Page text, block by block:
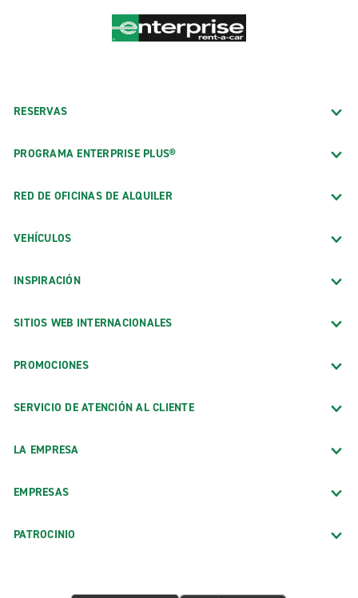
RESERVAS
PROGRAMA ENTERPRISE PLUS®
RED DE OFICINAS DE ALQUILER
VEHÍCULOS
INSPIRACIÓN
SITIOS WEB INTERNACIONALES
PROMOCIONES
SERVICIO DE ATENCIÓN AL CLIENTE
LA EMPRESA
EMPRESAS
PATROCINIO